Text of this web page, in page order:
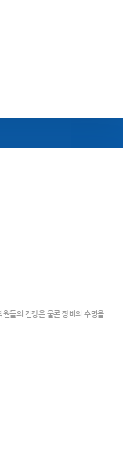
들의 건강은 물론 장비의 수명을